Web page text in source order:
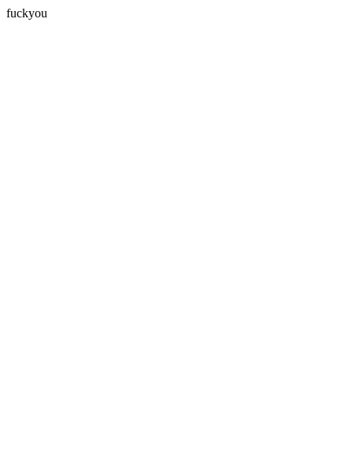
fuckyou